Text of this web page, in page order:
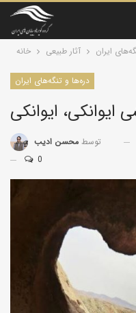
خانه آثار طبیعی ایران
دره‌ها و تنگه‌های ایران
ایوانکی، ایوانکی
توسط محسن ادیب
0